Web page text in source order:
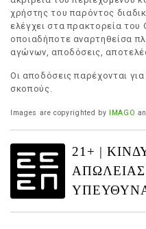
χρήστης του παρόντος
ελέγχει στα πρακτορεία
οποιαδήποτε αναρτηθείσα
αγώνων, αποδόσεις,
Οι αποδόσεις παρέχονται
σκοπούς.
Images are copyrighted by IMAGO
21+ |
ΑΠΩΛΕΙΑΣ